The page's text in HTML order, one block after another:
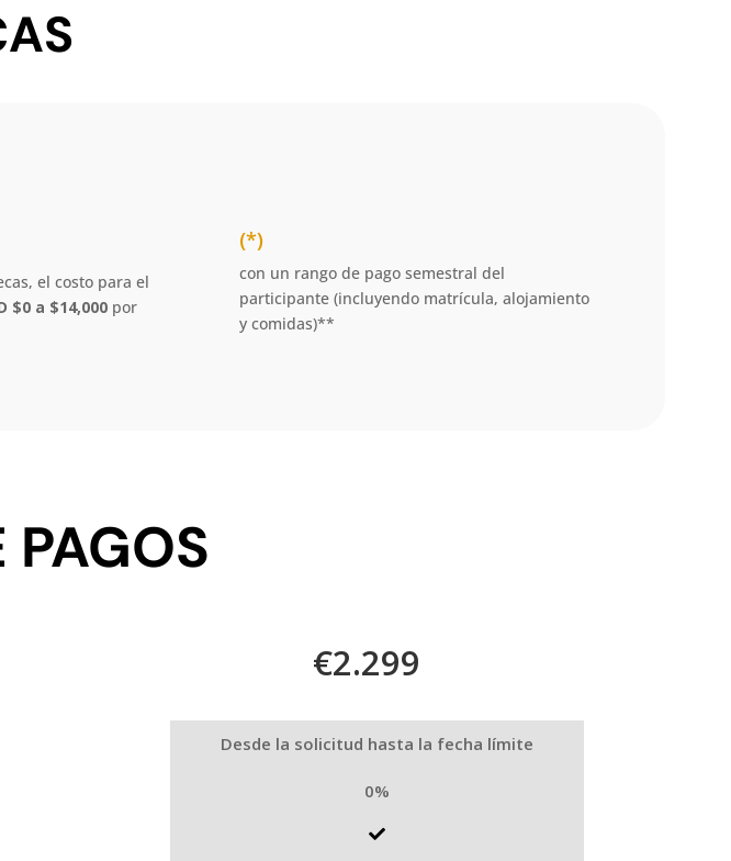
el costo para el
$0 a $14,000por
(*)
con un rango de pago semestral del
participante (incluyendo matrícula, alojamiento
y comidas)**
PAGOS
€2.299
Desde la solicitud hasta la fecha límite
0%
